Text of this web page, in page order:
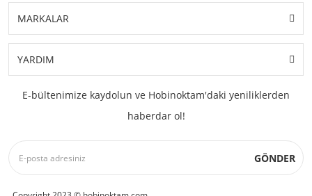
MARKALAR
YARDIM
E-bültenimize kaydolun ve Hobinoktam'daki yeniliklerden
haberdar ol!
GÖNDER